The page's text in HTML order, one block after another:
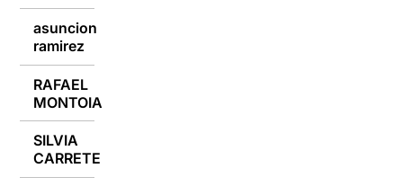
asuncion
ramirez
RAFAEL
MONTOIA
SILVIA
CARRETE